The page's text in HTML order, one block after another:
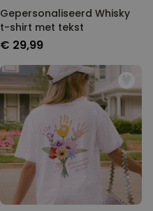
Gepersonaliseerd Whisky
t-shirt met tekst
€ 29,99